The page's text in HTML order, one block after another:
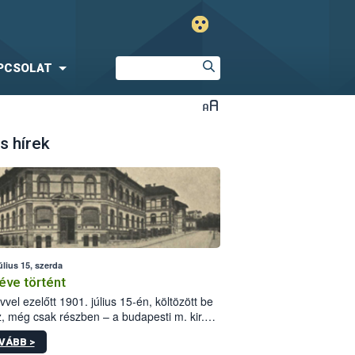
hírek
15, szerda
történt
ezelőtt 1901. július 15-én, költözött be
még csak részben – a budapesti m. kir.
állomás a Kis Rókus utca
alatti, Czigler Győző által tervezett új
>